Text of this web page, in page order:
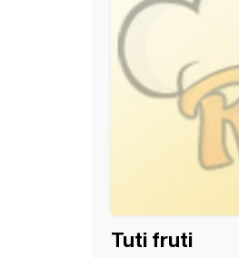
Tuti fruti